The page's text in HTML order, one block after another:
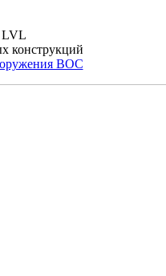
LVL
конструкций
ВОС